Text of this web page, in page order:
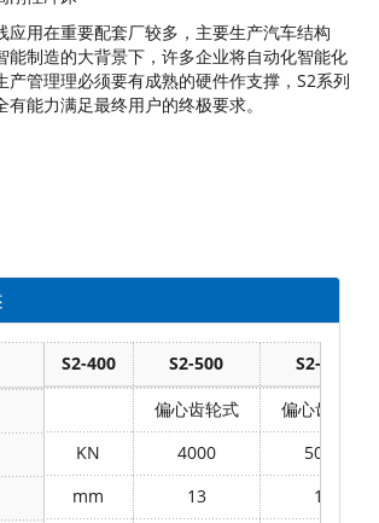
应用在重要配套厂较多，主要生产汽车结构
能制造的大背景下，许多企业将自动化智能化
产管理理必须要有成熟的硬件作支撑，S2系列
能力满足最终用户的终极要求。
S2-400 S2-500
S2-600
偏心齿轮式
偏心齿轮式
KN
4000
5000
mm
13
13
技术参数